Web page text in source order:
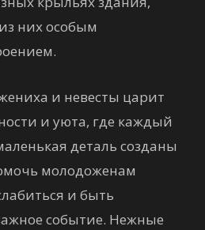
них особым
и невесты царит
и уюта, где каждый
деталь созданы
молодоженам
и быть
событие. Нежные